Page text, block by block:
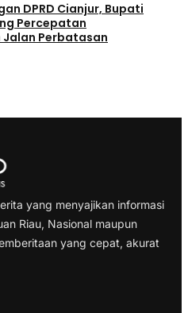
DPRD Cianjur, Bupati
Percepatan
Jalan Perbatasan
yang menyajikan informasi
Riau, Nasional maupun
yang cepat, akurat